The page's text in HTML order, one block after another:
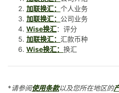
加联换汇： 个人业务
加联换汇： 公司业务
Wise换汇：评分
加联换汇： 汇款币种
Wise换汇： 换汇
*请参阅使用条款以及您所在地区的